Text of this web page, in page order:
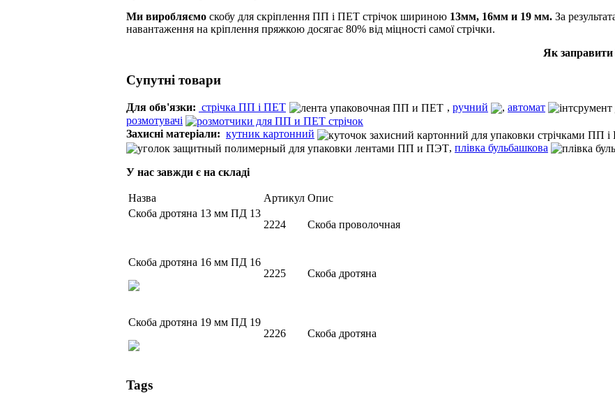
Ми виробляємо скобу для скріплення ПП і ПЕТ стрічок шириною 13мм, 16мм и 19 мм. За
навантаження на кріплення пряжкою досягає 80% від міцності самої стрічки.
Як заправити
Cупутні товари
Для обв'язки: стрічка ПП і ПЕТ , ручний , автомат
розмотувачі
Захисні матеріали: кутник картонний
, плівка бульбашкова
У нас завжди є на складі
Назва Артикул Опис
Скоба дротяна 13 мм ПД 13
2224
Скоба проволочная
Скоба дротяна 16 мм ПД 16
2225
Скоба дротяна
Скоба дротяна 19 мм ПД 19
2226
Скоба дротяна
Tags